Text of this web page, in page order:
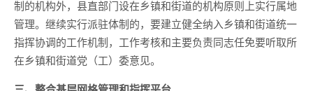
制的机构外，县直部门设在乡镇和街道的机构原则上实行属地
管理。继续实行派驻体制的，要建立健全纳入乡镇和街道统一
指挥协调的工作机制，工作考核和主要负责同志任免要听取所
在乡镇和街道党（工）委意见。